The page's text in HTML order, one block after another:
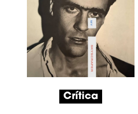
Crítica